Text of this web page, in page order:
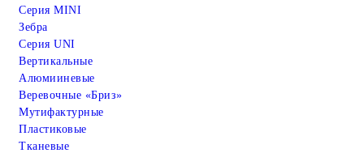
Серия MINI
Зебра
Серия UNI
Вертикальные
Алюмииневые
Веревочные «Бриз»
Мутифактурные
Пластиковые
Тканевые